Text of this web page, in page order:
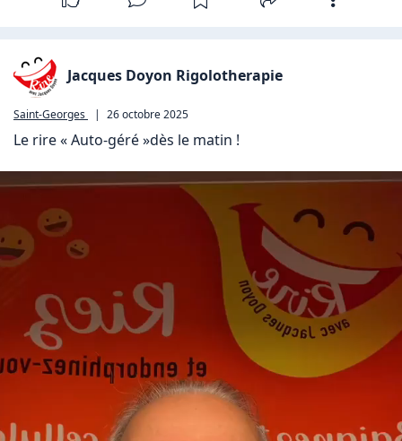
Jacques Doyon Rigolotherapie
Saint-Georges | 26 octobre 2025
Le rire « Auto-géré »dès le matin !